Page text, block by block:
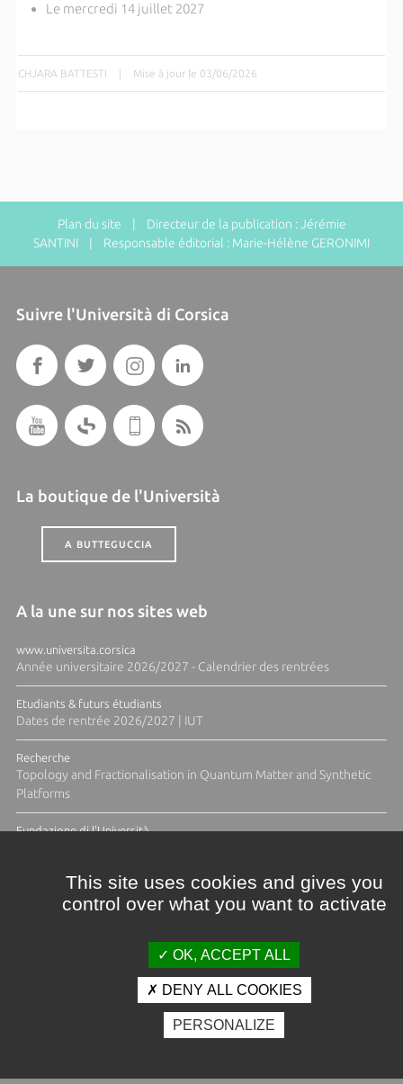
Le mercredi 14 juillet 2027
CHJARA BATTESTI Mise à jour le 03/06/2026
Plan du site | Directeur de la publication : Jérémie
SANTINI | Responsable éditorial : Marie-Hélène GERONIMI
Suivre l'Università di Corsica
La boutique de l'Università
A BUTTEGUCCIA
A la une sur nos sites web
www.universita.corsica
Année universitaire 2026/2027 - Calendrier des rentrées
Etudiants & futurs étudiants
Dates de rentrée 2026/2027 | IUT
Recherche
Topology and Fractionalisation in Quantum Matter and Synthetic
Platforms
Fundazione di l'Università
Crédits et mentions légales
Espace presse
Photothèque
This site uses cookies and gives you
control over what you want to activate
OK, ACCEPT ALL
DENY ALL COOKIES
PERSONALIZE